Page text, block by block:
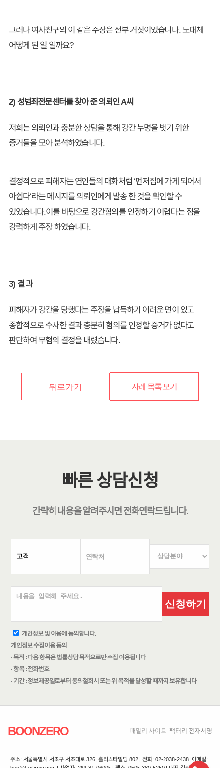
그러나 여자친구의 이 같은 주장은 전부 거짓이었습니다. 도대체
어떻게 된 일 일까요?
2) 성범죄전문센터를 찾아 준 의뢰인 A씨
저희는 의뢰인과 충분한 상담을 통해 강간 누명을 벗기 위한
증거들을 모아 분석하였습니다.
결정적으로 피해자는 연인들의 대화처럼 ‘먼저집에 가게 되어서
아쉽다‘라는 메시지를 의뢰인에게 발송 한 것을 확인할 수
있었습니다.이를 바탕으로 강간혐의를 인정하기 어렵다는 점을
강력하게 주장 하였습니다.
3) 결 과
피해자가 강간을 당했다는 주장을 납득하기 어려운 면이 있고
종합적으로 수사한 결과 충분히 혐의를 인정할 증거가 없다고
판단하여 무혐의 결정을 내렸습니다.
뒤로가기 사례 목록 보기
빠른 상담신청
간략히 내용을 알려주시면전화연락드립니다.
신청하기
개인정보 및 이용에 동의합니다.
개인정보 수집이용 동의
· 목적 : 다음 항목은 법률상담 목적으로만 수집 이용됩니다
· 항목 : 전화번호
· 기간 : 정보제공일로부터 동의철회시 또는 위 목적을 달성할 때까지 보유합니다
BOONZERO 패밀리 사이트 팩터리 전자서명
주소: 서울특별시 서초구 서초대로 326, 홀리스타빌딩 802 | 전화: 02-2038-2438 |이메일: